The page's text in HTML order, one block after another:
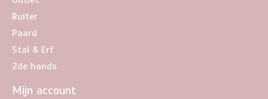
Ruiter
Paard
Stal & Erf
2de hands
Mijn account